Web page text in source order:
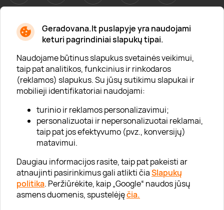
Geradovana.lt puslapyje yra naudojami
keturi pagrindiniai slapukų tipai.
Naudojame būtinus slapukus svetainės veikimui,
taip pat analitikos, funkcinius ir rinkodaros
(reklamos) slapukus. Su jūsų sutikimu slapukai ir
mobilieji identifikatoriai naudojami:
turinio ir reklamos personalizavimui;
personalizuotai ir nepersonalizuotai reklamai,
taip pat jos efektyvumo (pvz., konversijų)
matavimui.
Daugiau informacijos rasite, taip pat pakeisti ar
atnaujinti pasirinkimus gali atlikti čiaSlapukų
politika. Peržiūrėkite, kaip „Google“ naudos jūsų
asmens duomenis, spustelėjęčia.
Apie mus
Apie „Gera Dovana“
Lojalumo klubas
Karjera
Visi partneriai
Kontaktai
Tinklaraštis
Informacija